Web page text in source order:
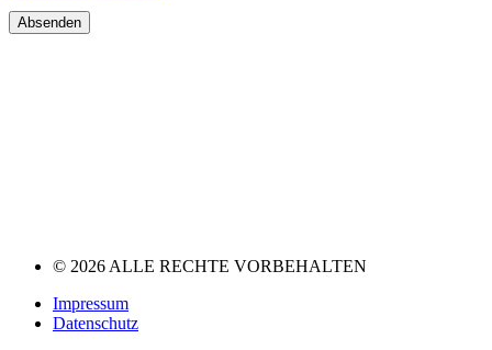
Absenden
© 2026 ALLE RECHTE VORBEHALTEN
Impressum
Datenschutz